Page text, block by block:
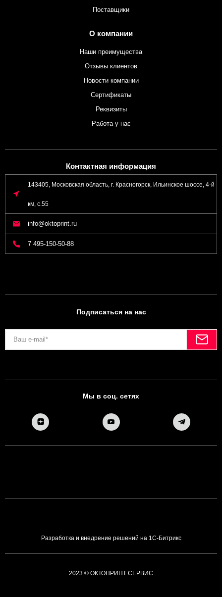
Поставщики
О компании
Наши преимущества
Отзывы клиентов
Новости компании
Сертификаты
Реквизиты
Работа у нас
Контактная информация
143405, Московская область, г. Красногорск, Ильинское шоссе, 4-й
км, с.55
info@oktoprint.ru
7 495-150-50-88
Подписаться на нас
Мы в соц. сетях
Разработка и внедрение решений на 1С-Битрикс
2023 © ОКТОПРИНТ СЕРВИС